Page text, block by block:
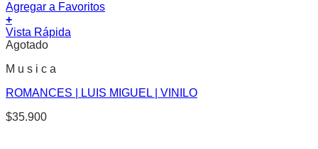
Agregar a Favoritos
+
Vista Rápida
Agotado
M u s i c a
ROMANCES | LUIS MIGUEL | VINILO
$35.900